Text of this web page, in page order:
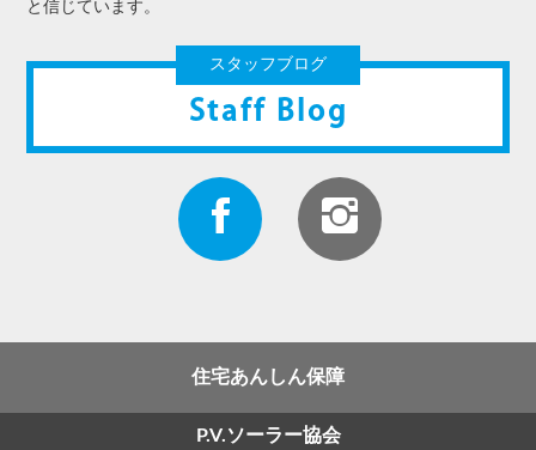
と信じています。
スタッフブログ
Staff Blog
住宅あんしん保障
P.V.ソーラー協会